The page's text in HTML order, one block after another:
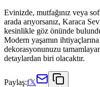
Evinizde, mutfağınız veya
arada arıyorsanız, Karaca
kesinlikle göz önünde
Modern yaşamın
dekorasyonunuzu
detaylardan biri olacaktır.
Paylaş:f𝕏